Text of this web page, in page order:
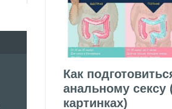
Как
анальному сексу
картинках)